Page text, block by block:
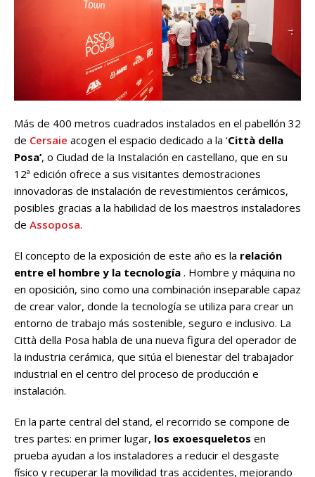
Más de 400 metros cuadrados instalados en el pabellón 32
de Cersaie acogen el espacio dedicado a la ‘Città della
Posa’, o Ciudad de la Instalación en castellano, que en su
12ª edición ofrece a sus visitantes demostraciones
innovadoras de instalación de revestimientos cerámicos,
posibles gracias a la habilidad de los maestros instaladores
de Assoposa.
El concepto de la exposición de este año es la relación
entre el hombre y la tecnología . Hombre y máquina no
en oposición, sino como una combinación inseparable capaz
de crear valor, donde la tecnología se utiliza para crear un
entorno de trabajo más sostenible, seguro e inclusivo. La
Città della Posa habla de una nueva figura del operador de
la industria cerámica, que sitúa el bienestar del trabajador
industrial en el centro del proceso de producción e
instalación.
En la parte central del stand, el recorrido se compone de
tres partes: en primer lugar, los exoesqueletos en
prueba ayudan a los instaladores a reducir el desgaste
físico y recuperar la movilidad tras accidentes, mejorando